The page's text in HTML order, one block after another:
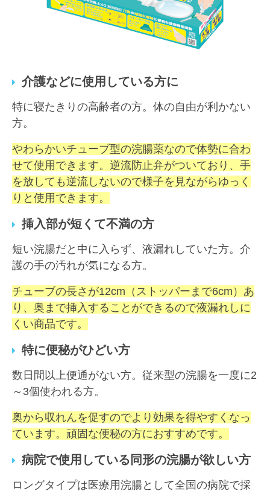
介護などに使用している方に
特に寝たきりの高齢者の方。体の自由が利かない
方。
やわらかいチューブ型の浣腸薬なので体勢に合わ
せて使用できます。逆流防止弁がついており、手
を放しても逆流しないので様子を見ながらゆっく
りと使用できます。
挿入部が短くて不満の方
短い浣腸だと中に入らず、液漏れしていた方。介
護の手の汚れが気になる方。
チューブの長さが12cm（ストッパーまで6cm）あ
り、奥まで挿入することができるので液漏れしに
くい商品です。
特に便秘がひどい方
数日間以上便通がない方。従来型の浣腸を一度に2
～3個使われる方。
奥から収れんを促すのでより効果を得やすくなっ
ています。頑固な便秘の方におすすめです。
病院で使用している同形の浣腸が欲しい方
ロングタイプは医療用浣腸として全国の病院で採